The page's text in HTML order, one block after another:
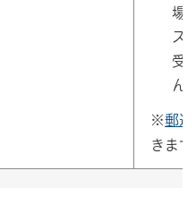
場
ス
受
ん
※郵送
きます